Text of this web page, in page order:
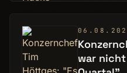
war